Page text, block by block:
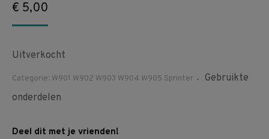
€ 5,00
Uitverkocht
Categorie: W901 W902 W903 W904 W905 Sprinter
Gebruikte
onderdelen
Deel dit met je vrienden!